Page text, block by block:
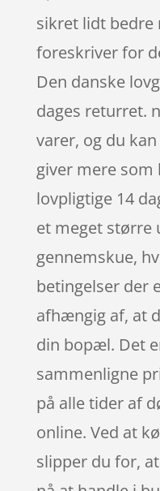
sikret lidt bedre
foreskriver for
Den danske
dages returret.
varer, og du
giver mere som
lovpligtige 14
et meget større
gennemskue,
betingelser der
afhængig af, at
din bopæl. Det
sammenligne
på alle tider af
online. Ved at
slipper du for,